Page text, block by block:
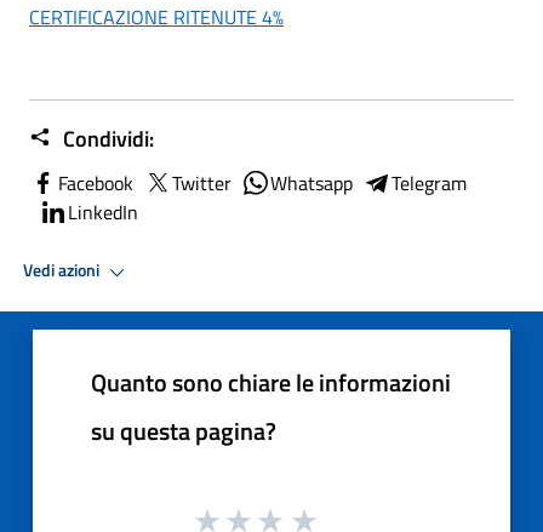
CERTIFICAZIONE RITENUTE 4%
Condividi:
Facebook Twitter Whatsapp
Telegram
LinkedIn
Vedi azioni
Quanto sono chiare le informazioni
su questa pagina?